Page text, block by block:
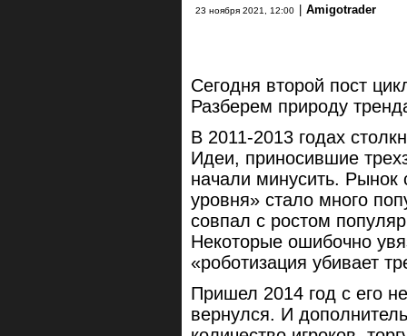
23 ноября 2021, 12:00 Amigotrader
Сегодня второй пост
Разберем природу
В 2011-2013 годах
Идеи, приносившие
начали минусить. Рынок
уровня» стало много
совпал с ростом
Некоторые ошибочно
«роботизация убивает
Пришел 2014 год с его
вернулся. И